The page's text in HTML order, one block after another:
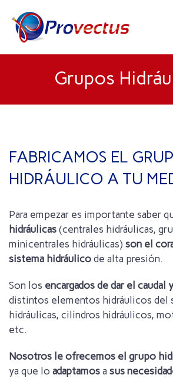
Grupos
FABRICAMOS EL
HIDRÁULICO A TU
Para empezar es importante saber
hidráulicas (centrales hidráulicas,
minicentrales hidráulicas) son el
sistema hidráulico de alta presión.
Son los encargados de dar el caudal
distintos elementos hidráulicos del
hidráulicas, cilindros hidráulicos,
etc.
Nosotros le ofrecemos el grupo
ya que lo adaptamos a sus